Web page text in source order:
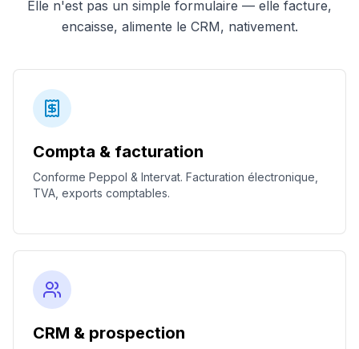
Elle n'est pas un simple formulaire — elle facture,
encaisse, alimente le CRM, nativement.
Compta & facturation
Conforme Peppol & Intervat. Facturation électronique,
TVA, exports comptables.
CRM & prospection